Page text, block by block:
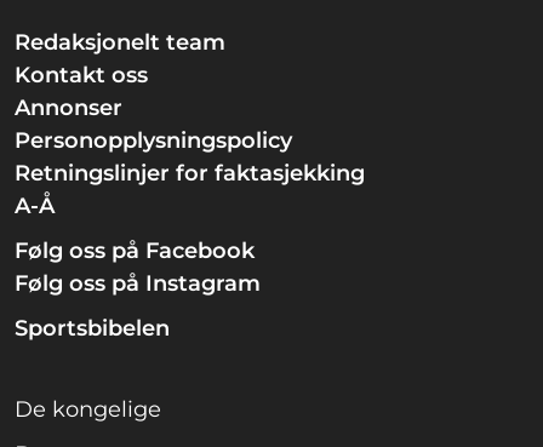
Redaksjonelt team
Kontakt oss
Annonser
Personopplysningspolicy
Retningslinjer for faktasjekking
A-Å
Følg oss på Facebook
Følg oss på Instagram
Sportsbibelen
De kongelige